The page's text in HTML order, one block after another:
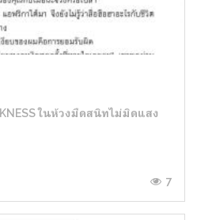
ในห้วงมืดสนิทไม่มิดแสง
7